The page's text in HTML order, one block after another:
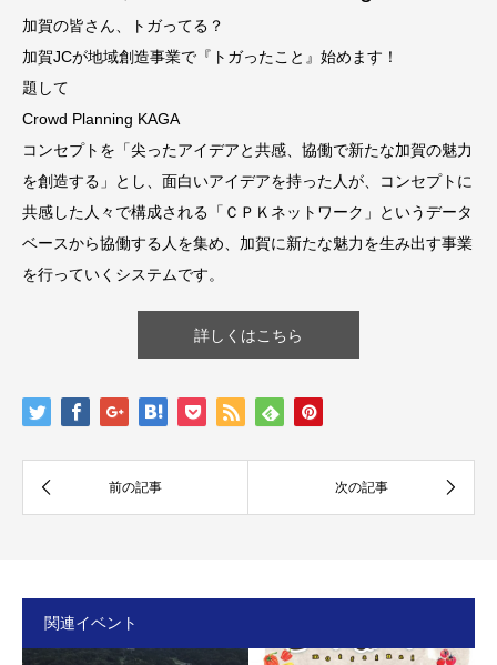
加賀の皆さん、トガってる？
加賀JCが地域創造事業で『トガったこと』始めます！
題して
Crowd Planning KAGA
コンセプトを「尖ったアイデアと共感、協働で新たな加賀の魅力
を創造する」とし、面白いアイデアを持った人が、コンセプトに
共感した人々で構成される「ＣＰＫネットワーク」というデータ
ベースから協働する人を集め、加賀に新たな魅力を生み出す事業
を行っていくシステムです。
詳しくはこちら
関連イベント